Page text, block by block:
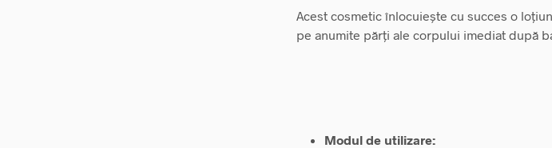
Acest cosmetic înlocuiește cu succes o
pe anumite părți ale corpului imediat după
Modul de utilizare: